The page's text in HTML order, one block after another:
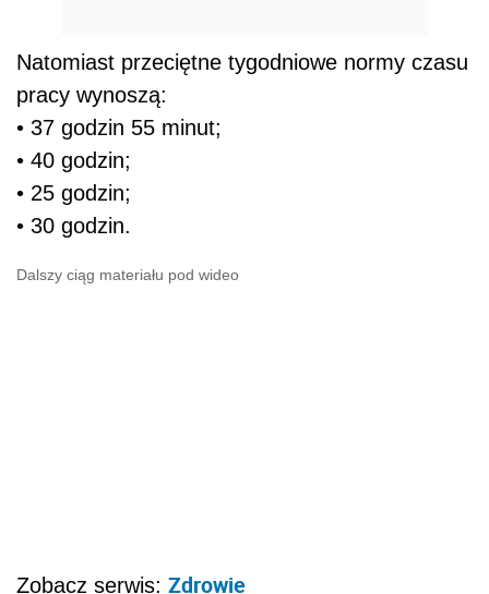
Natomiast przeciętne tygodniowe normy czasu
pracy wynoszą:
• 37 godzin 55 minut;
• 40 godzin;
• 25 godzin;
• 30 godzin.
Dalszy ciąg materiału pod wideo
Zobacz serwis: Zdrowie